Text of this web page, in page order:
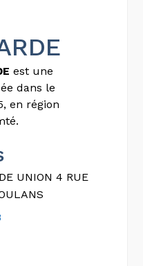
est une
dans le
en région
UNION 4 RUE